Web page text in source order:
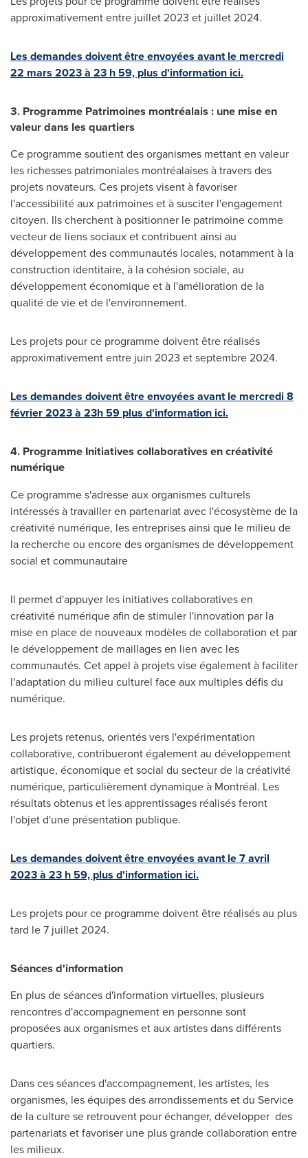
approximativement entre juillet2023 et juillet 2024.
Les demandes doivent être envoyées avant le mercredi
22 mars 2023 à 23 h 59, plus d'information ici.
3. Programme Patrimoines montréalais : une mise en
valeur dans les quartiers
Ce programme soutient des organismes mettant en valeur
les richesses patrimoniales montréalaises à travers des
projets novateurs. Ces projets visent à favoriser
l'accessibilité aux patrimoines et à susciter l'engagement
citoyen. Ils cherchent à positionner le patrimoine comme
vecteur de liens sociaux et contribuent ainsi au
développement des communautés locales, notamment à la
construction identitaire, à la cohésion sociale, au
développement économique et à l'amélioration de la
qualité de vie et de l'environnement.
Les projets pour ce programme doivent être réalisés
approximativement entre juin 2023 etseptembre 2024.
Les demandes doivent être envoyées avant le mercredi 8
février 2023 à 23h 59 plus d'information ici.
4. Programme Initiatives collaboratives en créativité
numérique
Ce programme s'adresse aux organismes culturels
intéressés à travailler en partenariat avec l'écosystème de la
créativité numérique, les entreprises ainsi que le milieu de
la recherche ou encore des organismes de développement
social et communautaire
Il permet d'appuyer les initiatives collaboratives en
créativité numérique afin de stimuler l'innovation par la
mise en place de nouveaux modèles de collaboration et par
le développement de maillages en lien avec les
communautés. Cet appel à projets vise également à faciliter
l'adaptation du milieu culturel face aux multiples défis du
numérique.
Les projets retenus, orientés vers l'expérimentation
collaborative, contribueront également au développement
artistique, économique et social du secteur de la créativité
numérique, particulièrement dynamique à Montréal. Les
résultats obtenus et les apprentissages réalisés feront
l'objet d'une présentation publique.
Les demandes doivent être envoyées avant le 7 avril
2023 à 23 h 59, plus d'information ici.
Les projets pour ce programme doivent être réalisés au plus
tard le 7 juillet 2024.
Séances d'information
En plus de séances d'information virtuelles, plusieurs
rencontres d'accompagnement en personne sont
proposées aux organismes et aux artistes dans différents
quartiers.
Dans ces séances d'accompagnement, les artistes, les
organismes, les équipes des arrondissements et du Service
de la culture se retrouvent pour échanger, développer des
partenariats et favoriser une plus grande collaboration entre
les milieux.